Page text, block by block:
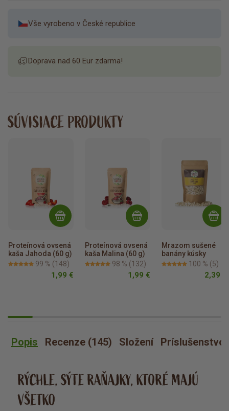
Vše vyrobeno v České republice
Doprava nad 60 Eur zdarma!
SÚVISIACE PRODUKTY
Proteínová ovsená
kaša Jahoda (60 g)
99 % (148)
1,99 €
Proteínová ovsená
kaša Malina (60 g)
98 % (132)
1,99 €
Mrazom sušené
banány kúsky
100 % (5)
2,39 €
Popis Recenze (145) Složení Príslušenstvo
RÝCHLE, SÝTE RAŇAJKY, KTORÉ MAJÚ
VŠETKO